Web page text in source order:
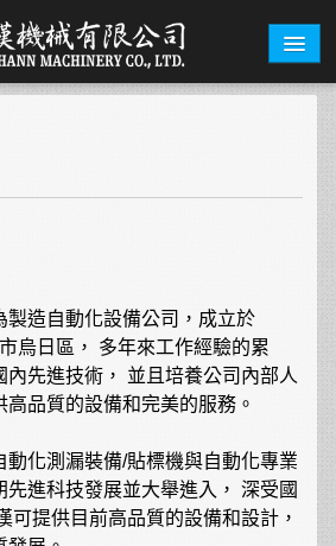
展覽資訊
聯絡我們
製造自動化設備公司，成立於
烏日區， 多年來工作經驗的累
內先進技術， 並且培養公司內部人
高品質的設備和完美的服務。
動化測漏裝備/貼標機與自動化專業
進科技發展並大舉進入， 深受國
可提供目前高品質的設備和設計，